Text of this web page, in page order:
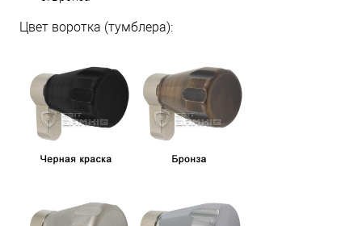
Цвет воротка (тумблера):